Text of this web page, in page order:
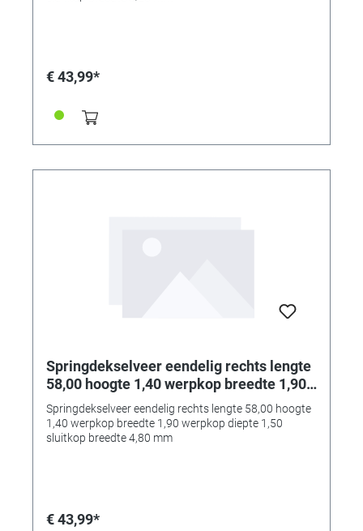
€ 43,99*
Springdekselveer eendelig rechts lengte
58,00 hoogte 1,40 werpkop breedte 1,90
werpkop diepte 1,50 sluitkop breedte
4,80 mm
Springdekselveer eendelig rechts lengte 58,00 hoogte
1,40 werpkop breedte 1,90 werpkop diepte 1,50
sluitkop breedte 4,80 mm
€ 43,99*